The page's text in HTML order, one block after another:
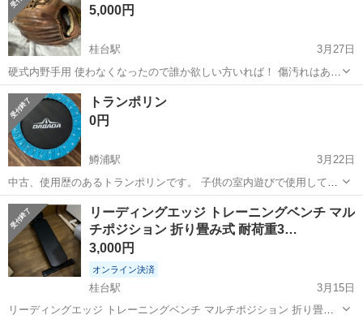
5,000円
桂台駅
3月27日
硬式内野手用 使わなくなったので誰か欲しい方いれば！ 傷汚れはあり
ますがしっかり型ついててヨレたりしてないので使いやすいと思いま
す！
北海道 網走市 桂台駅
トランポリン
0円
鱒浦駅
3月22日
中古、使用歴のあるトランポリンです。 子供の室内遊びで使用してい
ました。 キズや破れ箇所ありますが、通常通り使用出来ます。 南コミ
センの駐車場まで取りに来ていただける方にお譲りします。 ※長期保
管、中古品の為、神経質な...
北海道 網走市 鱒浦駅 フィットネス、トレーニング
トランポリン
リーディングエッジ トレーニングベンチ マル
チポジション 折り畳み式 耐荷重3…
3,000円
オンライン決済
桂台駅
3月15日
リーディングエッジ トレーニングベンチ マルチポジション 折り畳み